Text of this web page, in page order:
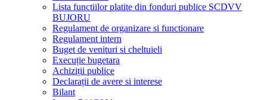
recomandări
Registrul pentru consemnarea și analizarea
propunerilor, opiniilor sau recomandărilor
Dezbateri publice
Consultări interministeriale
Proiecte de acte normative pentru care nu pot fi trimise
sugestii
Proiecte de acte normative adoptate
Ședințe publice / Anunțuri / Minute